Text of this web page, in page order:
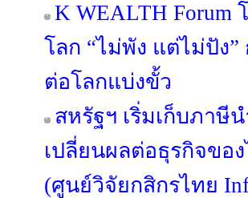
K WEALTH Forum
โลก “ไม่พัง แต่ไม่ปัง
ต่อโลกแบ่งขั้ว
สหรัฐฯ เริ่มเก็บภาษี
เปลี่ยนผลต่อธุรกิจขอ
(ศูนย์วิจัยกสิกรไทย